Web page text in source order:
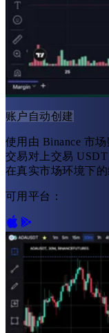
账户自动创建
使用由 Binance 市
交易对上交易
在真实市场环境下的
可用平台：